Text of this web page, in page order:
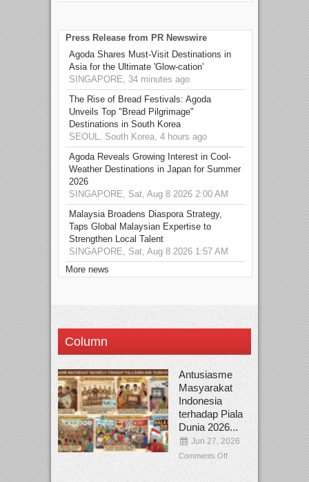
Press Release from PR Newswire
Agoda Shares Must-Visit Destinations in
Asia for the Ultimate 'Glow-cation'
SINGAPORE, 34 minutes ago
The Rise of Bread Festivals: Agoda
Unveils Top "Bread Pilgrimage"
Destinations in South Korea
SEOUL, South Korea, 4 hours ago
Agoda Reveals Growing Interest in Cool-
Weather Destinations in Japan for Summer
2026
SINGAPORE, Sat, Aug 8 2026 2:00 AM
Malaysia Broadens Diaspora Strategy,
Taps Global Malaysian Expertise to
Strengthen Local Talent
SINGAPORE, Sat, Aug 8 2026 1:57 AM
More news
Column
Antusiasme
Masyarakat
Indonesia
terhadap Piala
Dunia 2026...
Jun 27, 2026
Comments Off